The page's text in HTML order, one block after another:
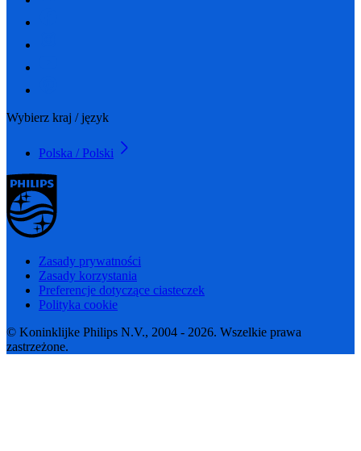
Wybierz kraj / język
Polska / Polski
Zasady prywatności
Zasady korzystania
Preferencje dotyczące ciasteczek
Polityka cookie
© Koninklijke Philips N.V., 2004 - 2026. Wszelkie prawa
zastrzeżone.